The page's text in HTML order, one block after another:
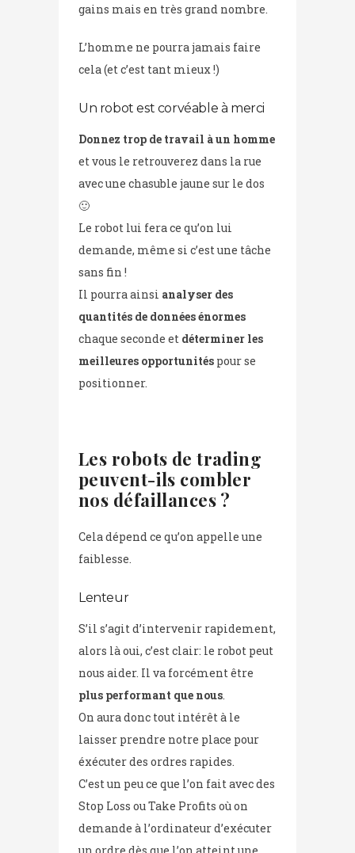
gains mais en très grand nombre.
L’homme ne pourra jamais faire
cela (et c’est tant mieux !)
Un robot est corvéable à merci
Donnez trop de travail à un homme
et vous le retrouverez dans la rue
avec une chasuble jaune sur le dos
🙂
Le robot lui fera ce qu’on lui
demande, même si c’est une tâche
sans fin !
Il pourra ainsi analyser des
quantités de données énormes
chaque seconde et déterminer les
meilleures opportunités pour se
positionner.
Les robots de trading
peuvent-ils combler
nos défaillances ?
Cela dépend ce qu’on appelle une
faiblesse.
Lenteur
S’il s’agit d’intervenir rapidement,
alors là oui, c’est clair: le robot peut
nous aider. Il va forcément être
plus performant que nous.
On aura donc tout intérêt à le
laisser prendre notre place pour
éxécuter des ordres rapides.
C’est un peu ce que l’on fait avec des
Stop Loss ou Take Profits où on
demande à l’ordinateur d’exécuter
un ordre dès que l’on atteint une